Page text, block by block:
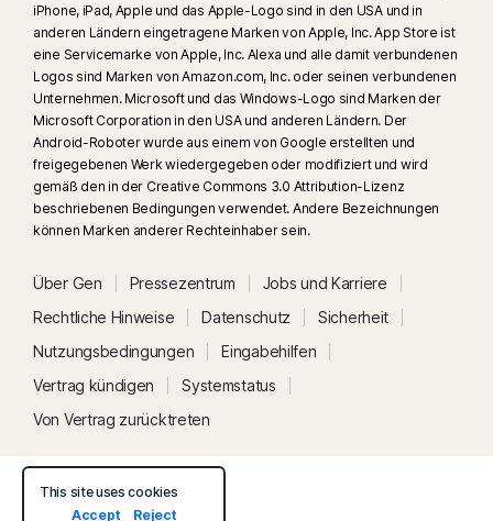
iPhone, iPad, Apple und das Apple-Logo sind in den USA und in
anderen Ländern eingetragene Marken von Apple, Inc. App Store ist
eine Servicemarke von Apple, Inc. Alexa und alle damit verbundenen
Logos sind Marken von Amazon.com, Inc. oder seinen verbundenen
Unternehmen. Microsoft und das Windows-Logo sind Marken der
Microsoft Corporation in den USA und anderen Ländern. Der
Android-Roboter wurde aus einem von Google erstellten und
freigegebenen Werk wiedergegeben oder modifiziert und wird
gemäß den in der Creative Commons 3.0 Attribution-Lizenz
beschriebenen Bedingungen verwendet. Andere Bezeichnungen
können Marken anderer Rechteinhaber sein.
Über Gen Pressezentrum
Jobs und Karriere
Rechtliche Hinweise
Datenschutz
Sicherheit
Nutzungsbedingungen
Eingabehilfen
Vertrag kündigen
Systemstatus
Von Vertrag zurücktreten
This site uses cookies
Accept
Reject